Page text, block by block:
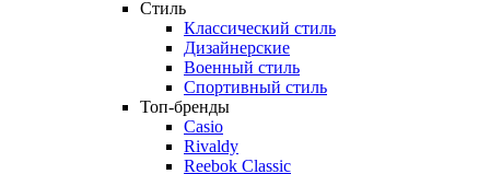
Стиль
Классический стиль
Дизайнерские
Военный стиль
Спортивный стиль
Топ-бренды
Casio
Rivaldy
Reebok Classic